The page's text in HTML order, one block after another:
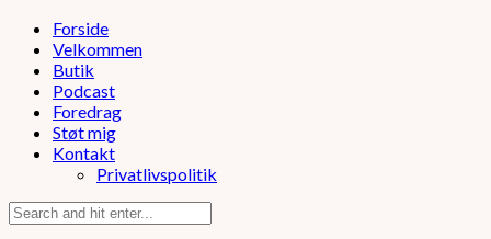
Forside
Velkommen
Butik
Podcast
Foredrag
Støt mig
Kontakt
Privatlivspolitik